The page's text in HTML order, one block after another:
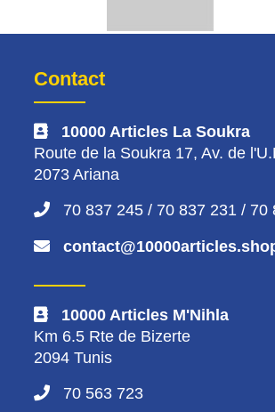
Contact
10000 Articles La Soukra
Route de la Soukra 17, Av. de
2073 Ariana
70 837 245 / 70 837 231 / 70
10000 Articles M'Nihla
Km 6.5 Rte de Bizerte
2094 Tunis
70 563 723